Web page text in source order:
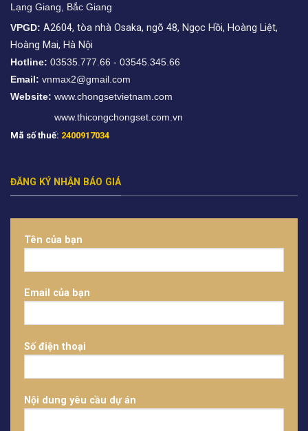
Lạng Giang, Bắc Giang
VPGD: A2604, tòa nhà Osaka, ngõ 48, Ngọc Hồi, Hoàng Liệt,
Hoàng Mai, Hà Nội
Hotline: 03535.777.66 - 03545.345.66
Email: vnmax2@gmail.com
Website: www.chongsetvietnam.com
www.thicongchongset.com.vn
Mã số thuế: 2400917034
ĐĂNG KÝ NHẬN BÁO GIÁ
Tên của bạn
Email của bạn
Số điện thoại
Nội dung yêu cầu dự án